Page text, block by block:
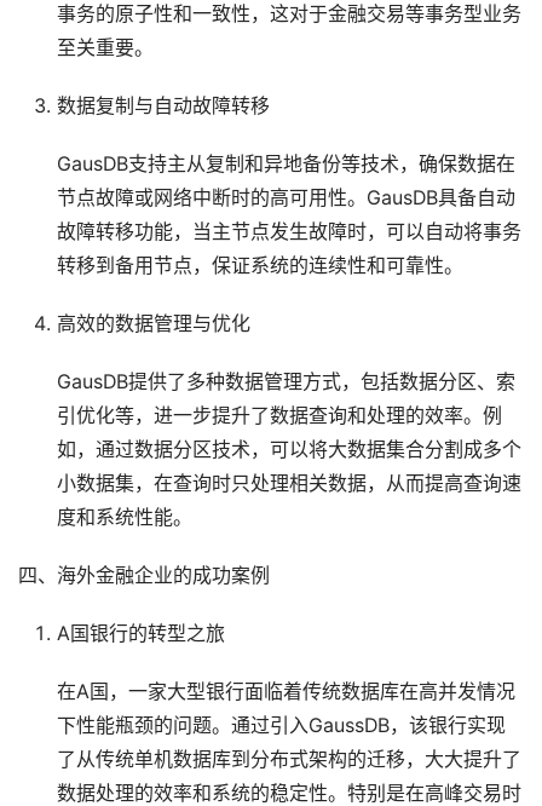
事务的原子性和一致性，这对于金融交易等事务型业务
至关重要。
数据复制与自动故障转移
GausDB支持主从复制和异地备份等技术，确保数据在
节点故障或网络中断时的高可用性。GausDB具备自动
故障转移功能，当主节点发生故障时，可以自动将事务
转移到备用节点，保证系统的连续性和可靠性。
高效的数据管理与优化
GausDB提供了多种数据管理方式，包括数据分区、索
引优化等，进一步提升了数据查询和处理的效率。例
如，通过数据分区技术，可以将大数据集合分割成多个
小数据集，在查询时只处理相关数据，从而提高查询速
度和系统性能。
四、海外金融企业的成功案例
A国银行的转型之旅
在A国，一家大型银行面临着传统数据库在高并发情况
下性能瓶颈的问题。通过引入GaussDB，该银行实现
了从传统单机数据库到分布式架构的迁移，大大提升了
数据处理的效率和系统的稳定性。特别是在高峰交易时